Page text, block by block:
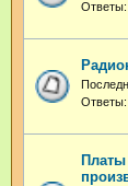
Ответы:
Ответы: